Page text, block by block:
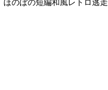
のぼの短編和風レトロ逃